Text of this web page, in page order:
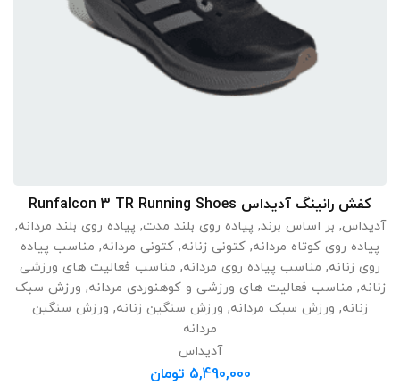
انتخاب گزینه هاکفش رانینگ آدیداس Runfalcon 3 TR Running Shoes
آدیداس, بر اساس برند, پیاده روی بلند مدت, پیاده روی بلند مردانه,
پیاده روی کوتاه مردانه, کتونی زنانه, کتونی مردانه, مناسب پیاده
روی زنانه, مناسب پیاده روی مردانه, مناسب فعالیت های ورزشی
زنانه, مناسب فعالیت های ورزشی و کوهنوردی مردانه, ورزش سبک
زنانه, ورزش سبک مردانه, ورزش سنگین زنانه, ورزش سنگین
مردانه
آدیداس
5,490,000 تومان